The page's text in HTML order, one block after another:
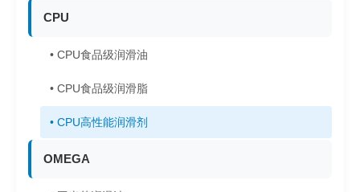
CPU
• CPU食品级润滑油
• CPU食品级润滑脂
• CPU高性能润滑剂
OMEGA